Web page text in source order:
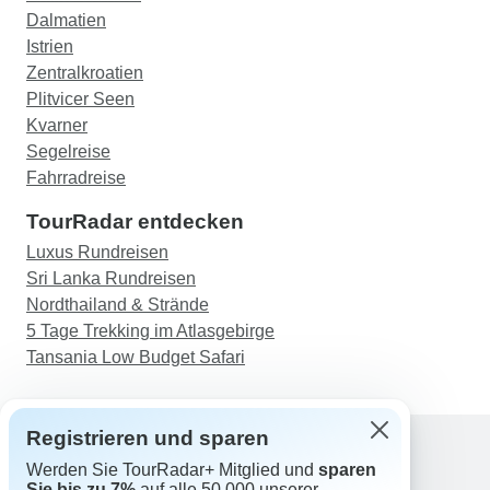
bewusst und die Informationen, die wir vor Ort
erhielten, waren genauso vage wie auf der
Website.
Schiffes bei. Auf jeden Fall eine wunderbare
Erfahrung. Vielen Dank an die Mitarbeiter von
NatureTrips für die erbrachten Leistungen und
den professionellen und freundlichen Ansatz.
Dalmatien
Istrien
Zentralkroatien
Plitvicer Seen
Kvarner
Segelreise
Fahrradreise
TourRadar entdecken
Luxus Rundreisen
Sri Lanka Rundreisen
Nordthailand & Strände
5 Tage Trekking im Atlasgebirge
Tansania Low Budget Safari
Support
Registrieren und sparen
Werden Sie TourRadar+ Mitglied und sparen